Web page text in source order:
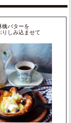
檎バターを
りしみ込ませて